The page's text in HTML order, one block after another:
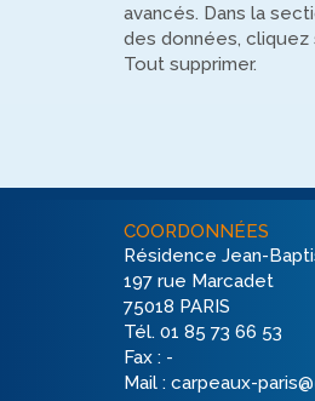
avancés. Dans la
des données, cliquez
Tout supprimer.
COORDONNÉES
Résidence Jean-
197 rue Marcadet
75018 PARIS
Tél. 01 85 73 66 53
Fax : -
Mail : carpeaux-